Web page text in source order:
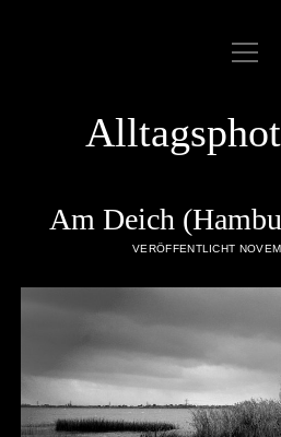
ABOUT
LINKLIST
SAMPLE
twitterrss
Menü
öffnen
Am Deich
VERÖFFENTLICHT